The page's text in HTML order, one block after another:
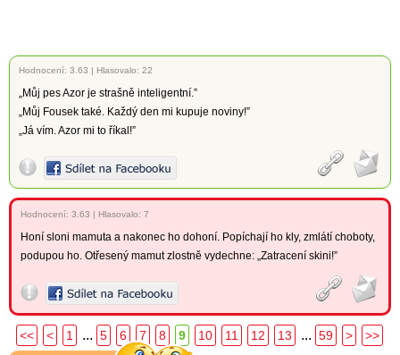
Hodnocení: 3.63 | Hlasovalo: 22
„Můj pes Azor je strašně inteligentní.”
„Můj Fousek také. Každý den mi kupuje noviny!”
„Já vím. Azor mi to říkal!”
Hodnocení: 3.63 | Hlasovalo: 7
Honí sloni mamuta a nakonec ho dohoní. Popíchají ho kly, zmlátí choboty,
podupou ho. Otřesený mamut zlostně vydechne: „Zatracení skini!”
<< < 1 ... 5 6 7 8 9 10 11 12 13 ... 59 > >>